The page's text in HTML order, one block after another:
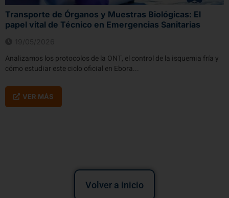
Transporte de Órganos y Muestras Biológicas: El
papel vital de Técnico en Emergencias Sanitarias
Analizamos los protocolos de la ONT, el control de la isquemia fría y
cómo estudiar este ciclo oficial en Ebora...
VER MÁS
Volver a inicio